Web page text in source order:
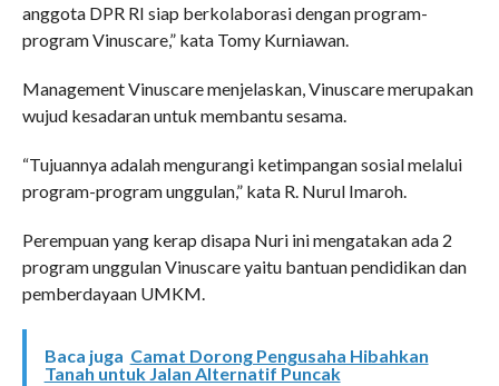
anggota DPR RI siap berkolaborasi dengan program-
program Vinuscare,” kata Tomy Kurniawan.
Management Vinuscare menjelaskan, Vinuscare merupakan
wujud kesadaran untuk membantu sesama.
“Tujuannya adalah mengurangi ketimpangan sosial melalui
program-program unggulan,” kata R. Nurul Imaroh.
Perempuan yang kerap disapa Nuri ini mengatakan ada 2
program unggulan Vinuscare yaitu bantuan pendidikan dan
pemberdayaan UMKM.
Baca juga Camat Dorong Pengusaha Hibahkan
Tanah untuk Jalan Alternatif Puncak